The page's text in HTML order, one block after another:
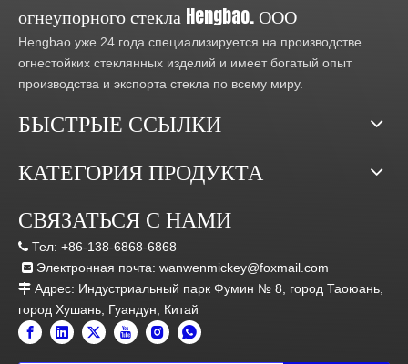
огнеупорного стекла Hengbao. ООО
Hengbao уже 24 года специализируется на производстве
огнестойких стеклянных изделий и имеет богатый опыт
производства и экспорта стекла по всему миру.
БЫСТРЫЕ ССЫЛКИ
КАТЕГОРИЯ ПРОДУКТА
СВЯЗАТЬСЯ С НАМИ
 Тел: +86-138-6868-6868
 Электронная почта: wanwenmickey@foxmail.com
 Адрес: Индустриальный парк Фумин № 8, город Таоюань,
город Хушань, Гуандун, Китай